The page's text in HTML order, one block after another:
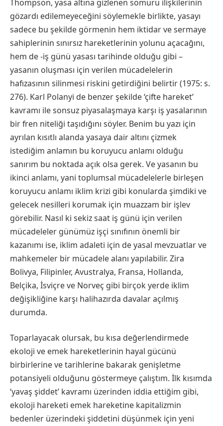
Thompson, yasa altına gizlenen sömürü ilişkilerinin
gözardı edilemeyeceğini söylemekle birlikte, yasayı
sadece bu şekilde görmenin hem iktidar ve sermaye
sahiplerinin sınırsız hareketlerinin yolunu açacağını,
hem de -iş günü yasası tarihinde olduğu gibi –
yasanın oluşması için verilen mücadelelerin
hafızasının silinmesi riskini getirdiğini belirtir (1975: s.
276). Karl Polanyi de benzer şekilde ‘çifte hareket’
kavramı ile sonsuz piyasalaşmaya karşı iş yasalarının
bir fren niteliği taşıdığını söyler. Benim bu yazı için
ayrılan kısıtlı alanda yasaya dair altını çizmek
istediğim anlamın bu koruyucu anlamı olduğu
sanırım bu noktada açık olsa gerek. Ve yasanın bu
ikinci anlamı, yani toplumsal mücadelelerle birleşen
koruyucu anlamı iklim krizi gibi konularda şimdiki ve
gelecek nesilleri korumak için muazzam bir işlev
görebilir. Nasıl ki sekiz saat iş günü için verilen
mücadeleler günümüz işçi sınıfının önemli bir
kazanımı ise, iklim adaleti için de yasal mevzuatlar ve
mahkemeler bir mücadele alanı yapılabilir. Zira
Bolivya, Filipinler, Avustralya, Fransa, Hollanda,
Belçika, İsviçre ve Norveç gibi birçok yerde iklim
değişikliğine karşı halihazırda davalar açılmış
durumda.
Toparlayacak olursak, bu kısa değerlendirmede
ekoloji ve emek hareketlerinin hayal gücünü
birbirlerine ve tarihlerine bakarak genişletme
potansiyeli olduğunu göstermeye çalıştım. İlk kısımda
‘yavaş şiddet’ kavramı üzerinden iddia ettiğim gibi,
ekoloji hareketi emek hareketine kapitalizmin
bedenler üzerindeki şiddetini düşünmek için yeni